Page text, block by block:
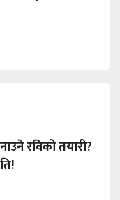
रविको तयारी?